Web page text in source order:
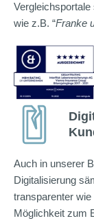
wie z.B. “Franke
Auch in unserer
Digitalisierung
transparenter
Möglichkeit zum